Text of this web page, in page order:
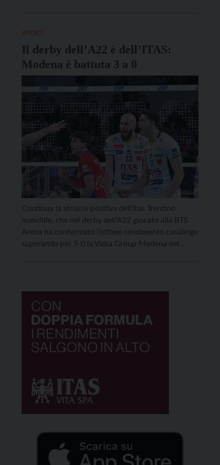
Il derby dell’A22 è dell’ITAS:
Modena è battuta 3 a 0
Continua la striscia positiva dell’Itas Trentino
maschile, che nel derby dell’A22 giocato alla BTS
Arena ha confermato l’ottimo rendimento casalingo
superando per 3-0 la Valsa Group Modena nel
in salute, […]